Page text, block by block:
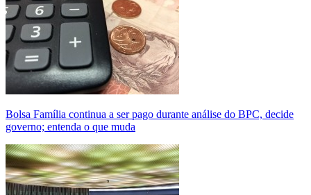
Bolsa Família continua a ser pago durante análise do BPC, decide
governo; entenda o que muda